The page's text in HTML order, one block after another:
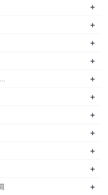
+
+
+
+
+
+
+
+
+
+
+